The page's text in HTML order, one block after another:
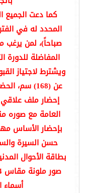
كما دعت الجميع
صباحاً)، لمن
ويشترط لاجتياز
عن (168) سم،
إحضار ملف
العامة مع صوره
بإحضار الأساس
حسن السيرة
أسماء